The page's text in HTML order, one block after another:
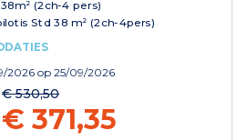
(2ch-4 pers)
Std 38 m² (2ch-4pers)
2026 op 25/09/2026
€ 530,50
€ 371,35